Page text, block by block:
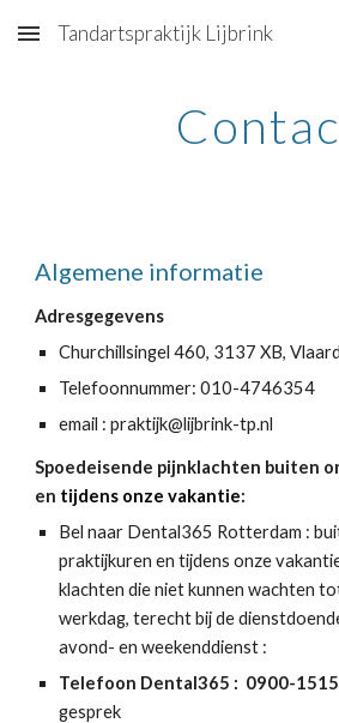
Skip to main content
Tandartspraktijk Lijbrink
Algemene informatie
Adresgegevens
Churchillsingel 460, 3137 XB,
Telefoonnummer: 010-4746354
email : praktijk@lijbrink-tp.nl
Spoedeisende pijnklachten buiten
en tijdens onze vakantie:
Bel naar Dental365 Rotterdam :
praktijkuren en tijdens onze
klachten die niet kunnen wachten
werkdag, terecht bij de
avond- en weekenddienst :
Telefoon Dental365 : 0900-1515
gesprek